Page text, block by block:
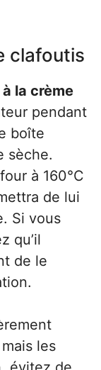
clafoutis
la crème
pendant
boîte
sèche.
à 160°C
de lui
Si vous
qu’il
de le
les